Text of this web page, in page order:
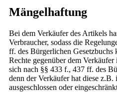
Mängelhaftung
Bei dem Verkäufer des Artikels
Verbraucher, sodass die
ff. des Bürgerlichen
Rechte gegenüber dem
sich nach §§ 433 f., 437 ff. des
denn der Verkäufer hat diese
ausgeschlossen oder